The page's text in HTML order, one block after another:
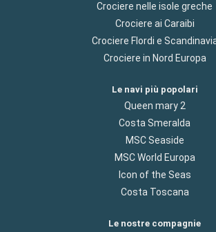
Crociere nelle isole greche
Crociere ai Caraibi
Crociere Flordi e
Crociere in Nord Europa
Le navi più popolari
Queen mary 2
Costa Smeralda
MSC Seaside
MSC World Europa
Icon of the Seas
Costa Toscana
Le nostre compagnie